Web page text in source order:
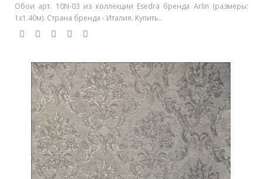
Обои арт. 10N-03 из коллекции Esedra бренда Arlin (размеры:
1х1.40м). Страна бренда - Италия. Купить..